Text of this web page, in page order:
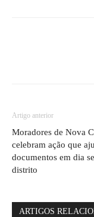
Artigo anterior
Moradores de Nova
celebram ação que
documentos em dia
distrito
ARTIGOS